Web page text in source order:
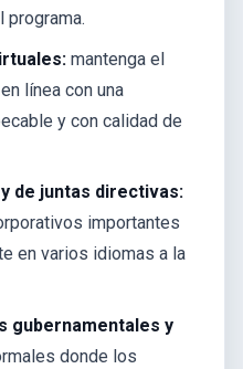
programa.
mantenga el
línea con una
y con calidad de
de juntas directivas:
importantes
en varios idiomas a la
gubernamentales y
donde los